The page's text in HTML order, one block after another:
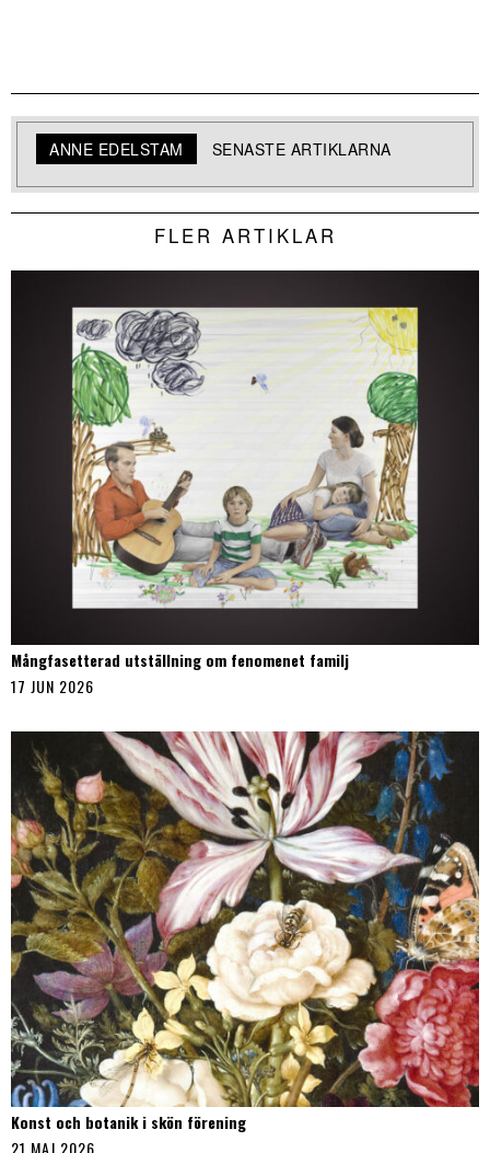
ANNE EDELSTAM SENASTE ARTIKLARNA
FLER ARTIKLAR
Mångfasetterad utställning om fenomenet familj
17 JUN 2026
Konst och botanik i skön förening
21 MAJ 2026